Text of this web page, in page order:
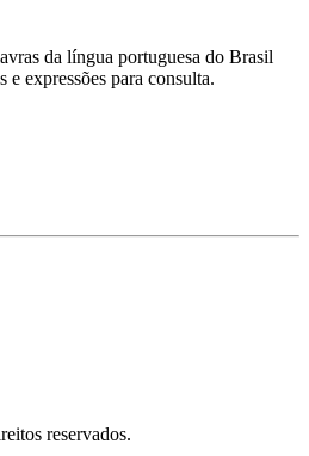
da língua portuguesa do Brasil
expressões para consulta.
reservados.